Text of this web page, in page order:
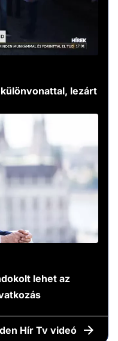
lezárt
lehet az
Hír Tv videó